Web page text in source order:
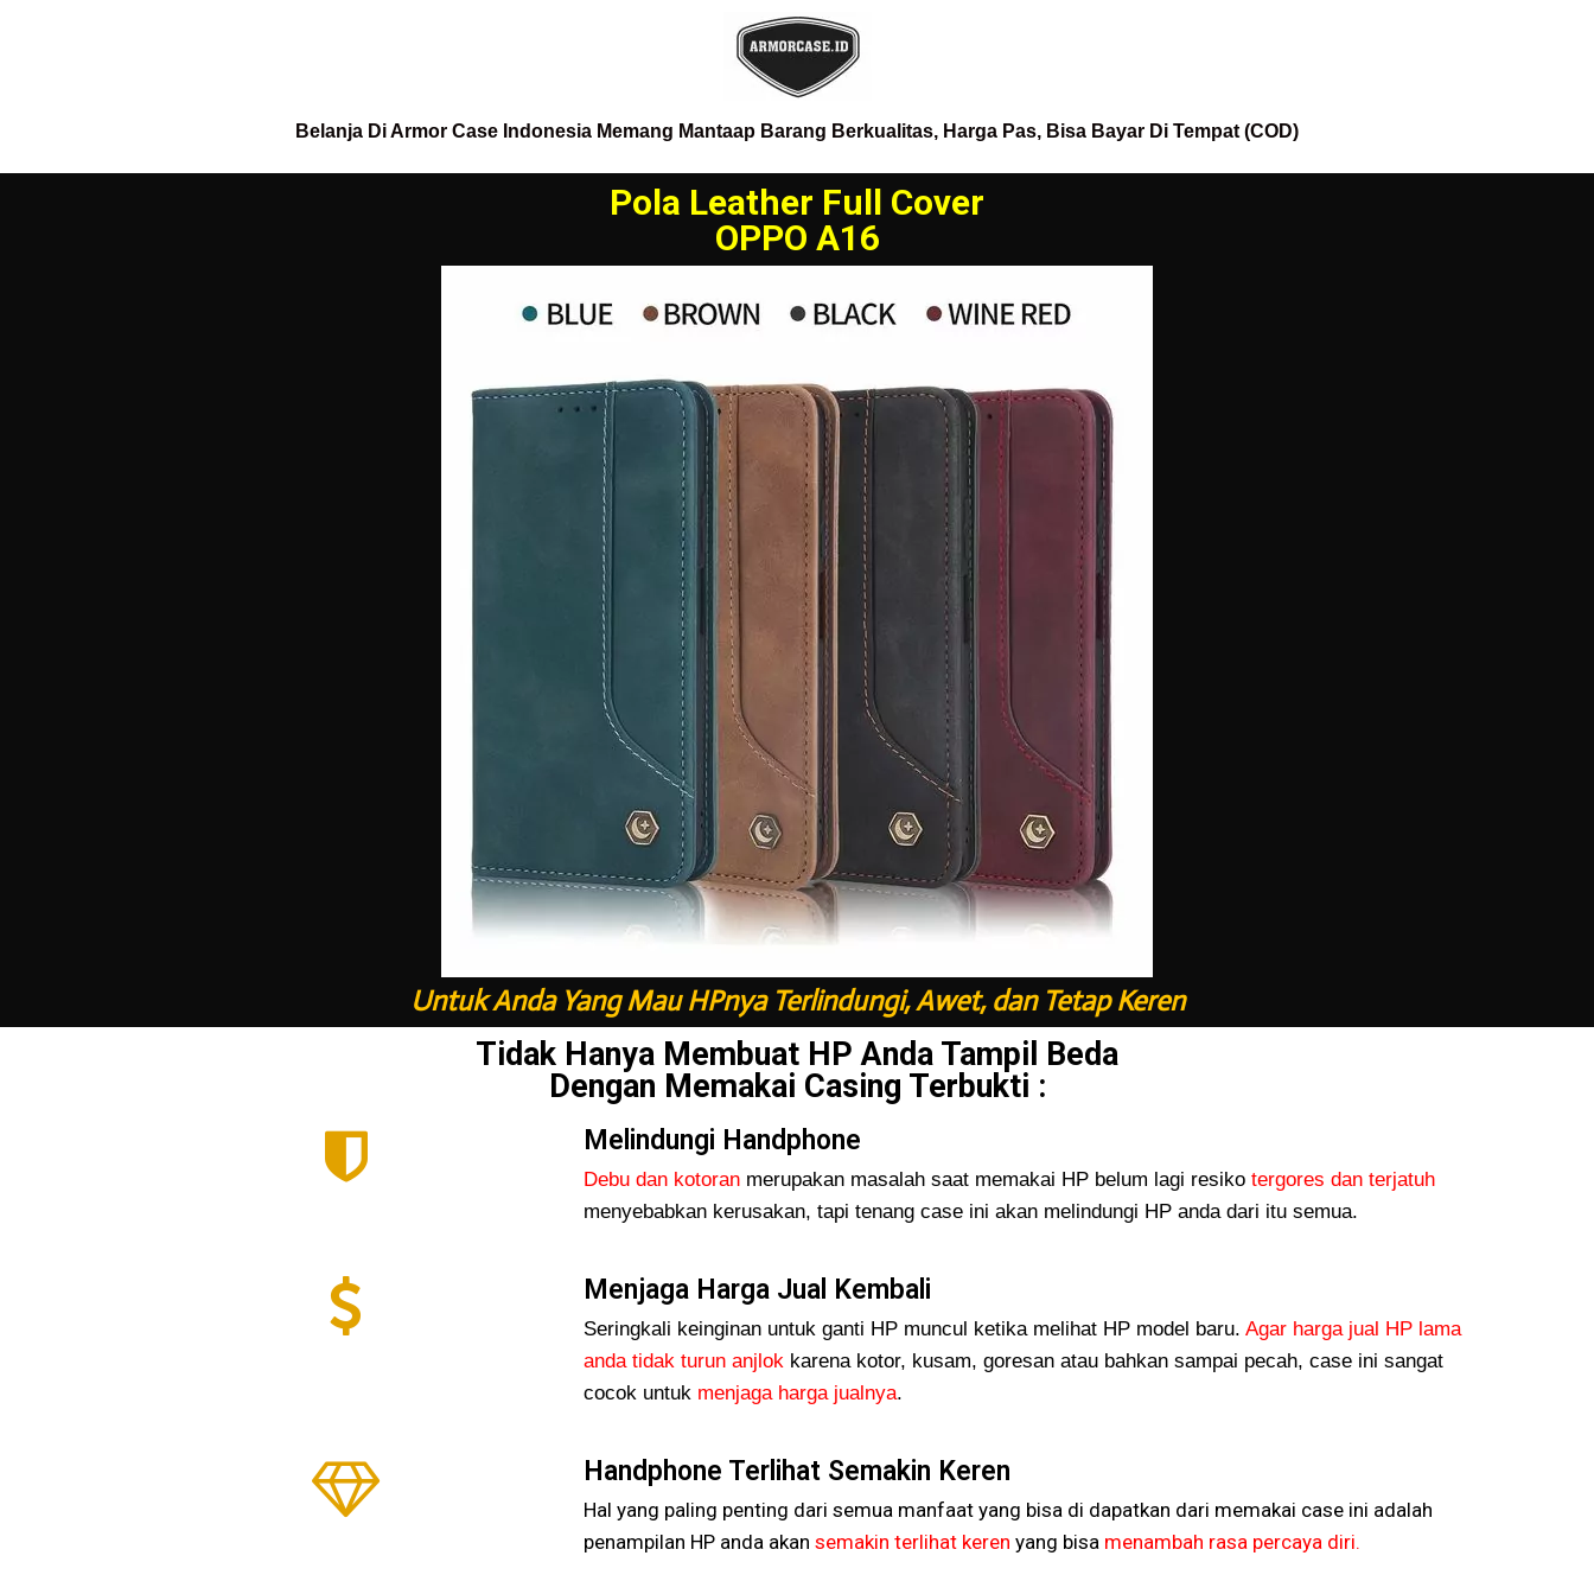
Belanja Di Armor Case Indonesia Memang Mantaap Barang Berkualitas, Harga Pas, Bisa Bayar Di Tempat (COD)
Pola Leather Full Cover
OPPO A16
Untuk Anda Yang Mau HPnya Terlindungi, Awet, dan Tetap Keren
Tidak Hanya Membuat HP Anda Tampil Beda
Dengan Memakai Casing Terbukti :
Melindungi Handphone
Debu dan kotoran merupakan masalah saat memakai HP belum lagi resiko tergores dan terjatuh
menyebabkan kerusakan, tapi tenang case ini akan melindungi HP anda dari itu semua.
Menjaga Harga Jual Kembali
Seringkali keinginan untuk ganti HP muncul ketika melihat HP model baru. Agar harga jual HP lama
anda tidak turun anjlokkarena kotor, kusam, goresan atau bahkan sampai pecah, case ini sangat
cocok untuk menjaga harga jualnya.
Handphone Terlihat Semakin Keren
Hal yang paling penting dari semua manfaat yang bisa di dapatkan dari memakai case ini adalah
penampilan HP anda akan semakin terlihat keren yang bisa menambah rasa percaya diri.